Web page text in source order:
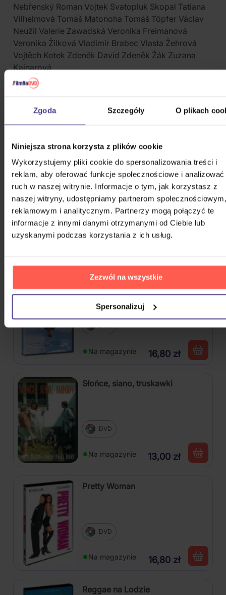
Zgoda Szczegóły O plikach
Niniejsza strona korzysta z plików cookie
Wykorzystujemy pliki cookie do spersonalizowania treści i
reklam, aby oferować funkcje społecznościowe i analizować
ruch w naszej witrynie. Informacje o tym, jak korzystasz z
naszej witryny, udostępniamy partnerom społecznościowym,
reklamowym i analitycznym. Partnerzy mogą połączyć te
informacje z innymi danymi otrzymanymi od Ciebie lub
uzyskanymi podczas korzystania z ich usług.
Zezwól na wszystkie
Spersonalizuj
Nebřenský Roman Vojtek Svatopluk Skopal Tatiana
Vilhelmová Tomáš Matonoha Tomáš Töpfer Václav
Neužil Valerie Zawadská Veronika Freimanová
Veronika Žilková Vladimír Brabec Vlasta Žehrová
Vojtěch Kotek Zdeněk David Zdeněk Žák Zuzana
Kajnarová
Dźwięk:
Napisy:czeskie
Obraz:16:9
KOMEDIA, RODZINNY & DRAMAT 2005 -
2015
Pod jednym dachem
DVD
Anioł Pański
DVD
Na magazynie 16,80 zł
Słońce, siano, truskawki
DVD
Na magazynie 13,00 zł
Pretty Woman
DVD
Na magazynie 16,80 zł
Reggae na Lodzie